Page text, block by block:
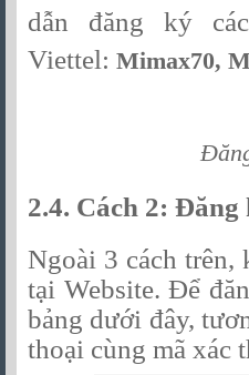
dẫn đăng ký
Viettel: Mimax70,
2.4. Cách 2:
Ngoài 3 cách trên,
tại Website. Để
bảng dưới đây,
thoại cùng mã xác